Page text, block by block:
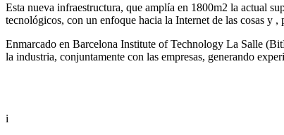
Esta nueva infraestructura, que amplía en 1800m2 la actual
tecnológicos, con un enfoque hacia la Internet de las cosas y
Enmarcado en Barcelona Institute of Technology La Salle
la industria, conjuntamente con las empresas, generando
i